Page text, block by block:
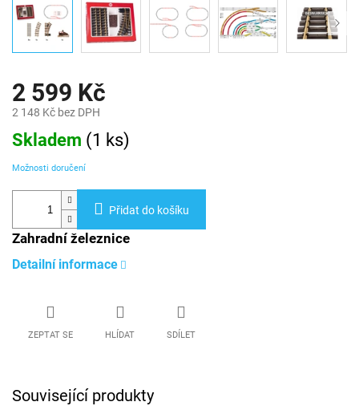
2 599 Kč
2 148 Kč bez DPH
Měrná
cena:
Skladem (1 ks)
Možnosti doručení
Přidat do košíku
Zahradní železnice
Detailní informace
ZEPTAT SE HLÍDAT SDÍLET
Související produkty